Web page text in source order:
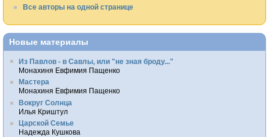
Все авторы на одной странице
Новые материалы
Из Павлов - в Савлы, или "не зная броду..."
Монахиня Евфимия Пащенко
Мастера
Монахиня Евфимия Пащенко
Вокруг Солнца
Илья Криштул
Царской Семье
Надежда Кушкова